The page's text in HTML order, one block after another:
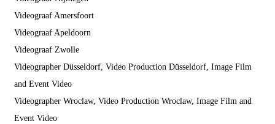
Videograaf Amersfoort
Videograaf Apeldoorn
Videograaf Zwolle
Videographer Düsseldorf, Video Production Düsseldorf, Image Film
and Event Video
Videographer Wroclaw, Video Production Wroclaw, Image Film and
Event Video